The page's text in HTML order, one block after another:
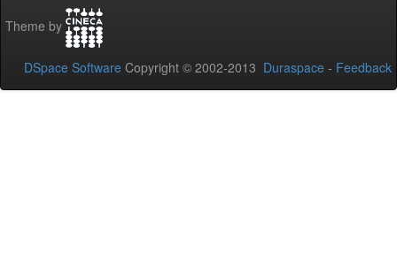
Theme by
DSpace Software Copyright © 2002-2013 Duraspace - Feedback